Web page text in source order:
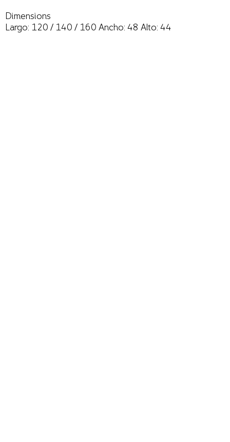
Dimensions
Largo: 120 / 140 / 160 Ancho: 48 Alto: 44